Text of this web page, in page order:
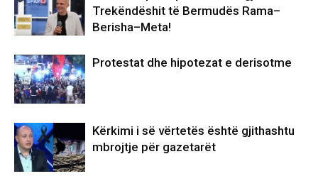
Trekëndëshit të Bermudës Rama–
Berisha–Meta!
Protestat dhe hipotezat e derisotme
Kërkimi i së vërtetës është gjithashtu
mbrojtje për gazetarët